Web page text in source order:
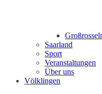
Saarland
Sport
Veranstaltungen
Über uns
Völklingen